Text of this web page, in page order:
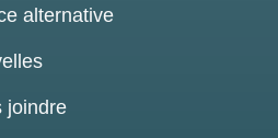
alternative
joindre